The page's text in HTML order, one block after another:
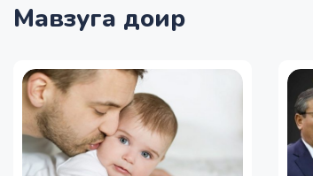
Мавзуга доир